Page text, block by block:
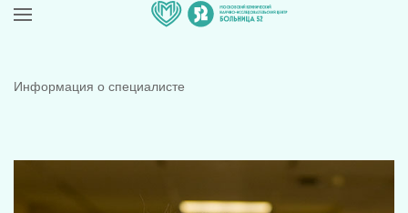
Информация о специалисте